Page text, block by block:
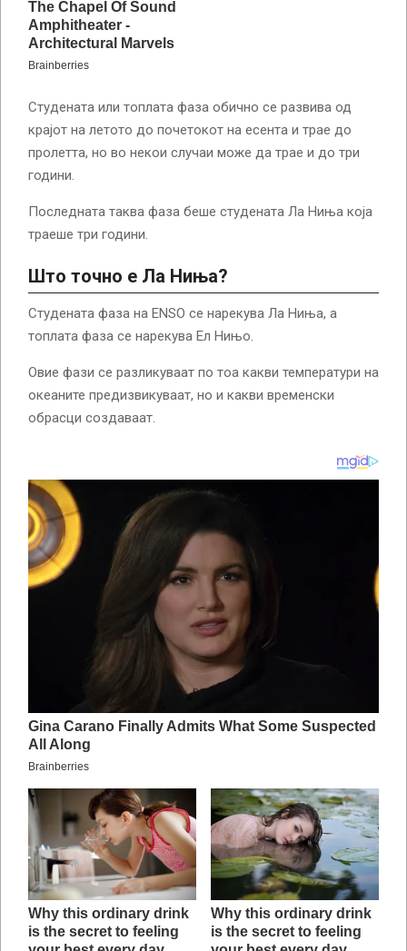
Студената или топлата фаза обично се развива од
крајот на летото до почетокот на есента и трае до
пролетта, но во некои случаи може да трае и до три
години.
Последната таква фаза беше студената Ла Ниња која
траеше три години.
Што точно е Ла Ниња?
Студената фаза на ENSO се нарекува Ла Ниња, а
топлата фаза се нарекува Ел Нињо.
Овие фази се разликуваат по тоа какви температури на
океаните предизвикуваат, но и какви временски
обрасци создаваат.